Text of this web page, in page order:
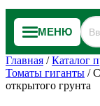
МЕНЮ
Главная /Каталог
Томаты гиганты /
открытого грунта